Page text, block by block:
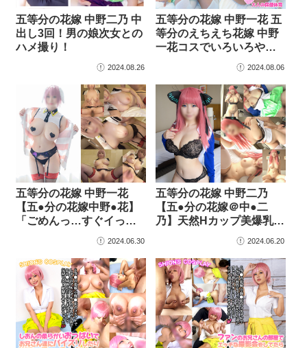
五等分の花嫁 中野二乃 中
出し3回！男の娘次女との
ハメ撮り！
2024.08.26
五等分の花嫁 中野一花 五
等分のえちえち花嫁 中野
一花コスでいろいろや…
2024.08.06
五等分の花嫁 中野一花
【五●分の花嫁中野●花】
「ごめんっ…すぐイっ
2024.06.30
五等分の花嫁 中野二乃
【五●分の花嫁＠中●二
乃】天然Hカップ美爆乳
2024.06.20